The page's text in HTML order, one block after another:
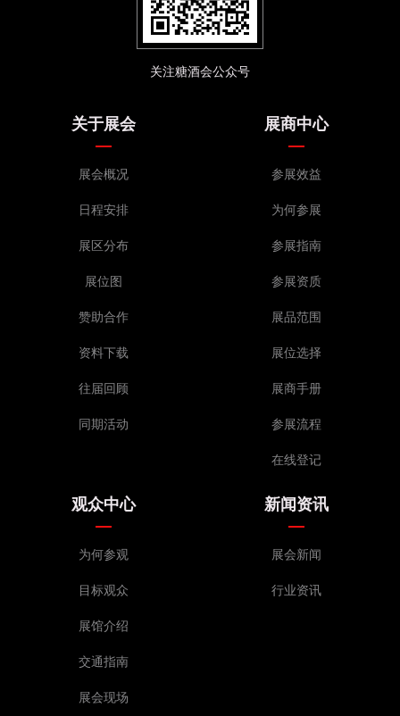
关注糖酒会公众号
关于展会
展会概况
日程安排
展区分布
展位图
赞助合作
资料下载
往届回顾
同期活动
展商中心
参展效益
为何参展
参展指南
参展资质
展品范围
展位选择
展商手册
参展流程
在线登记
观众中心
为何参观
目标观众
展馆介绍
交通指南
展会现场
新闻资讯
展会新闻
行业资讯